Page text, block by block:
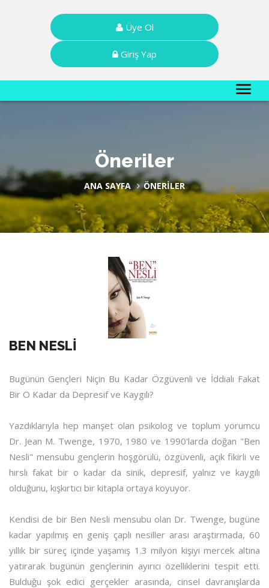
Üye Ol
Giriş Yap
Öneriler
ANA SAYFA ÖNERILER
BEN NESLİ
Bugünün Gençleri Niçin Bu Kadar Özgüvenli ve İddialı Fakat
Bir O Kadar da Depresif ve Kaygılı?
Yazdıklarıyla hep manşet olan psikolog ve toplum yorumcu
Dr. Jean M. Twenge, 1970, 1980 ve 1990'larda doğan "Ben
Nesli" mensubu gençlerin hoşgörülü, özgüvenli, açık fikirli ve
hırslı fakat bir o kadar da sinik, depresif, yalnız ve kaygılı
olduğunu, kışkırtıcı bir kitapla ortaya koyuyor.
Kendisi de bir Ben Nesli mensubu olan Dr. Twenge, bugüne
kadar yapılmış en geniş çaplı nesiller arası araştırmada, 60
yıllık bir süreç içinde yaşamış 1.3 milyon kişiyi mercek altına
yatırarak bugünün gençlerinin ayırıcı özelliklerini tespit etti.
Bulduğu şok edici gerçekler arasında, cinsel davranışlarda